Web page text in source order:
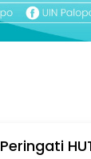
Peringati